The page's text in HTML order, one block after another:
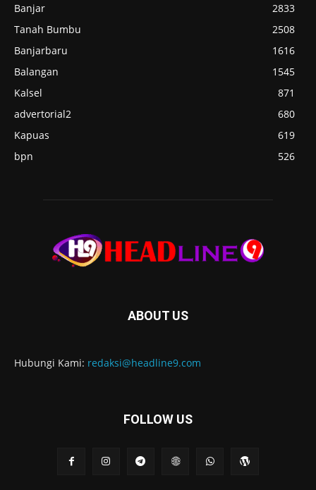
Banjar
2833
Tanah Bumbu
2508
Banjarbaru
1616
Balangan
1545
Kalsel
871
advertorial2
680
Kapuas
619
bpn
526
ABOUT US
Hubungi Kami: redaksi@headline9.com
FOLLOW US